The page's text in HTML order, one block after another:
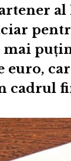
al
euro,
cadrul